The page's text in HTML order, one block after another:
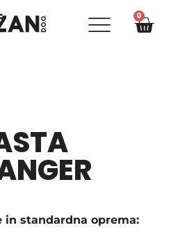
0
in standardna oprema: